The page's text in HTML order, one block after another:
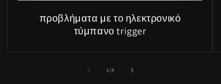
προβλήματα με το ηλεκτρονικό
τύμπανο trigger
1/του
4